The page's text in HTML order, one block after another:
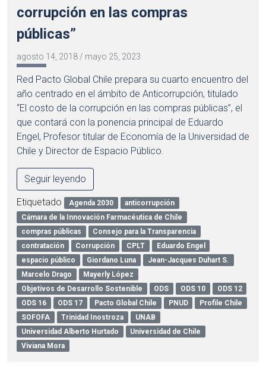
corrupción en las compras
públicas”
agosto 14, 2018 / mayo 25, 2023
Red Pacto Global Chile prepara su cuarto encuentro del
año centrado en el ámbito de Anticorrupción, titulado
“El costo de la corrupción en las compras públicas”, el
que contará con la ponencia principal de Eduardo
Engel, Profesor titular de Economía de la Universidad de
Chile y Director de Espacio Público.
Seguir leyendo
Etiquetado Agenda 2030
anticorrupción
Cámara de la Innovación Farmacéutica de Chile
compras públicas
Consejo para la Transparencia
contratación
Corrupción CPLT
Eduardo Engel
espacio público
Giordano Luna
Jean-Jacques Duhart S.
Marcelo Drago
Mayerly López
Objetivos de Desarrollo Sostenible
ODS ODS 10
ODS 12
ODS 16
ODS 17 Pacto Global Chile PNUD
Profile Chile
SOFOFA
Trinidad Inostroza
UNAB
Universidad Alberto Hurtado
Universidad de Chile
Viviana Mora